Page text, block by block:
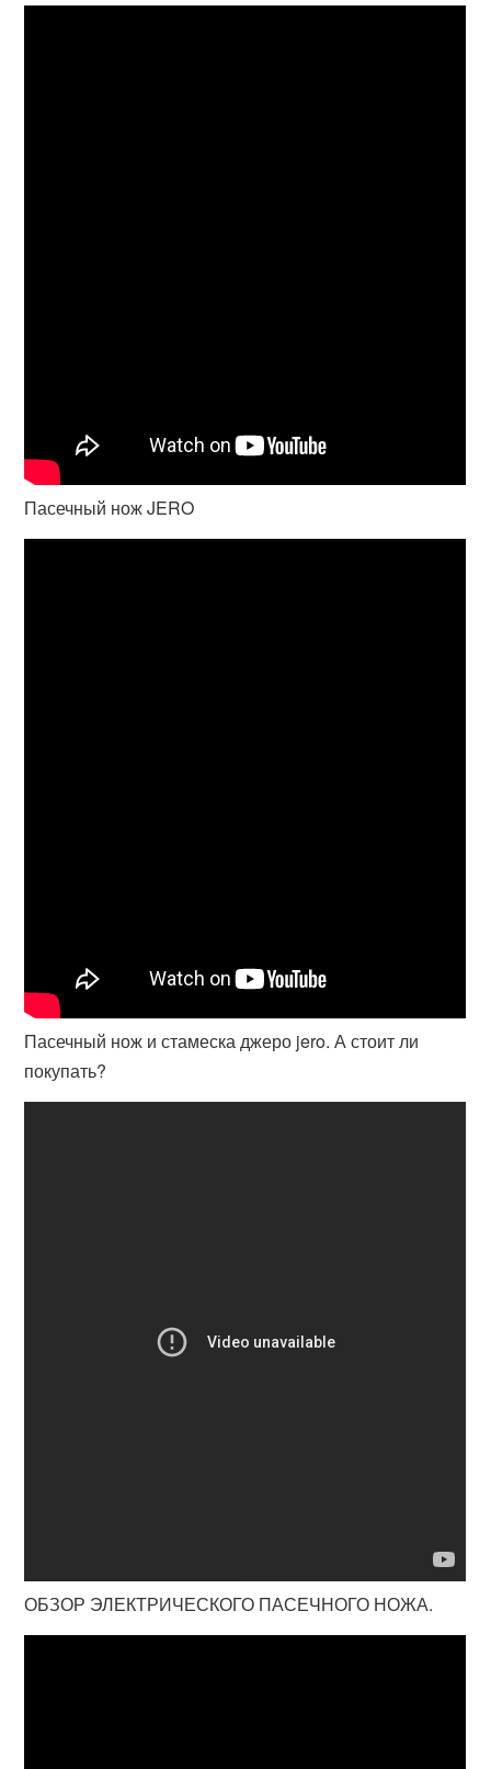
Пасечный нож JERO
Пасечный нож и стамеска джеро jero. А стоит ли
покупать?
ОБЗОР ЭЛЕКТРИЧЕСКОГО ПАСЕЧНОГО НОЖА.